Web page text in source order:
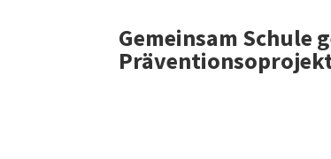
Gemeinsam Schule